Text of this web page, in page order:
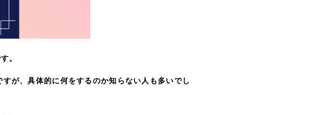
。
が、具体的に何をするのか知らない人も多いでし